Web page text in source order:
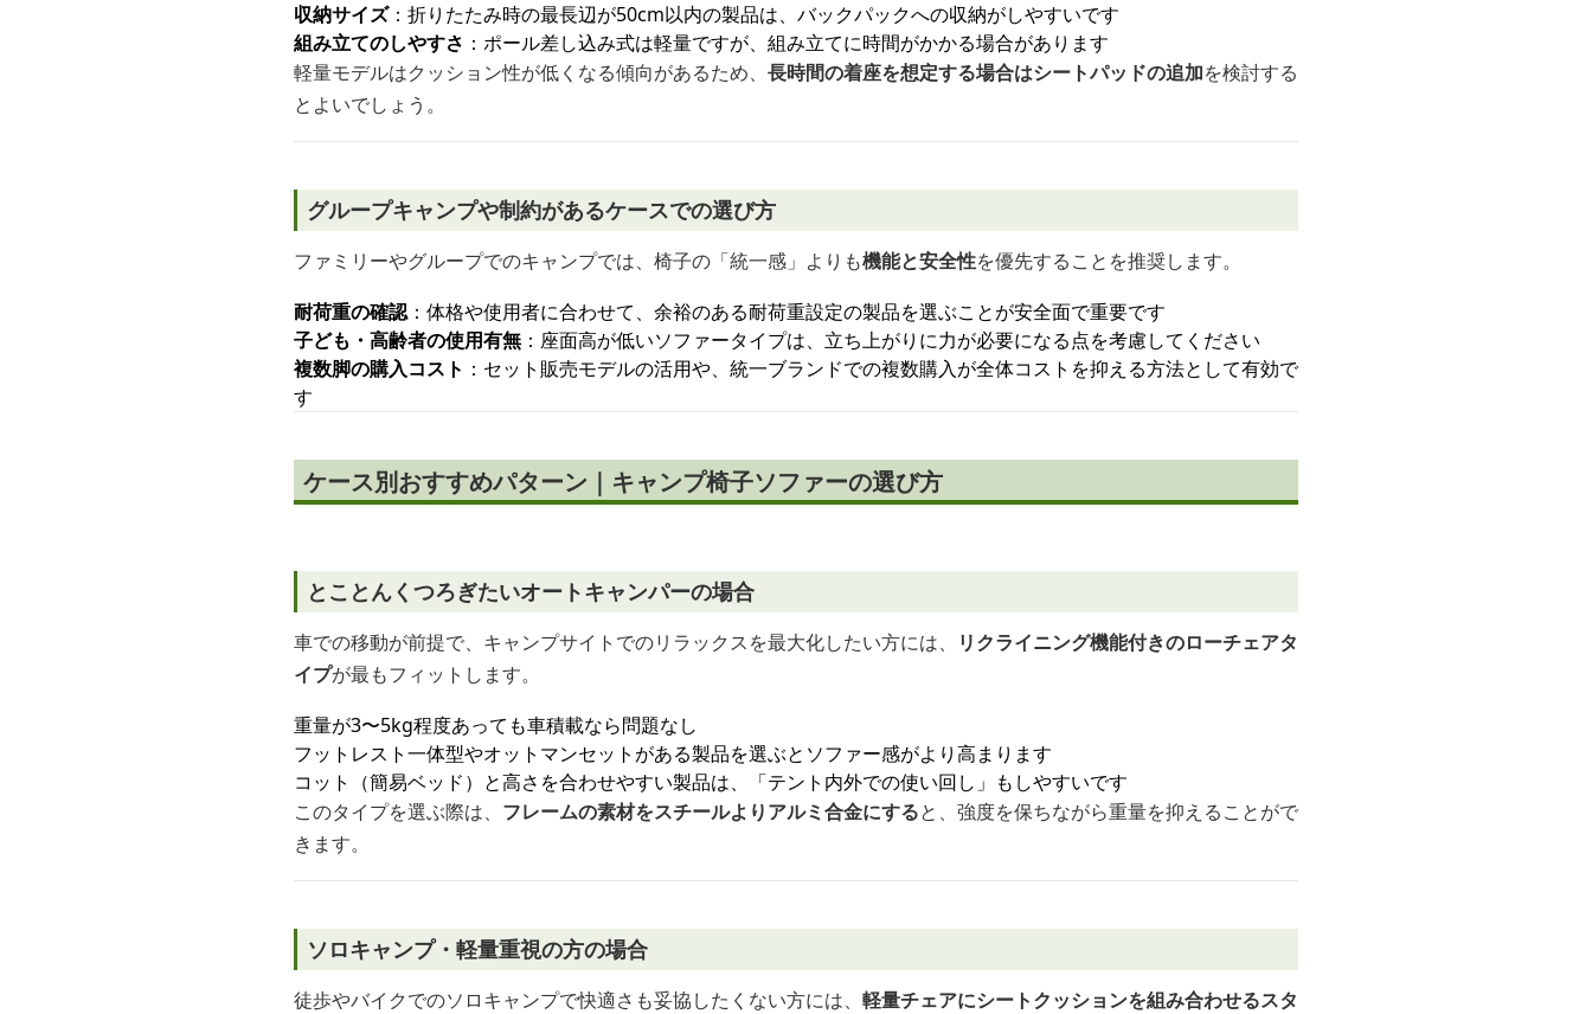
収納サイズ：折りたたみ時の最長辺が50cm以内の製品は、バックパックへの収納がしやすいです
組み立てのしやすさ ：ポール差し込み式は軽量ですが、組み立てに時間がかかる場合があります
軽量モデルはクッション性が低くなる傾向があるため、 長時間の着座を想定する場合はシートパッドの追加を検討する
とよいでしょう。
グループキャンプや制約があるケースでの選び方
ファミリーやグループでのキャンプでは、椅子の「統一感」よりも機能と安全性を優先することを推奨します。
耐荷重の確認：体格や使用者に合わせて、余裕のある耐荷重設定の製品を選ぶことが安全面で重要です
子ども・高齢者の使用有無 ：座面高が低いソファータイプは、立ち上がりに力が必要になる点を考慮してください
複数脚の購入コスト ：セット販売モデルの活用や、統一ブランドでの複数購入が全体コストを抑える方法として有効で
す
ケース別おすすめパターン｜キャンプ椅子ソファーの選び方
とことんくつろぎたいオートキャンパーの場合
車での移動が前提で、キャンプサイトでのリラックスを最大化したい方には、
リクライニング機能付きのローチェアタ
イプが最もフィットします。
重量が3〜5kg程度あっても車積載なら問題なし
フットレスト一体型やオットマンセットがある製品を選ぶとソファー感がより高まります
コット（簡易ベッド）と高さを合わせやすい製品は、「テント内外での使い回し」もしやすいです
このタイプを選ぶ際は、 フレームの素材をスチールよりアルミ合金にすると、強度を保ちながら重量を抑えることがで
きます。
ソロキャンプ・軽量重視の方の場合
徒歩やバイクでのソロキャンプで快適さも妥協したくない方には、 軽量チェアにシートクッションを組み合わせるスタ